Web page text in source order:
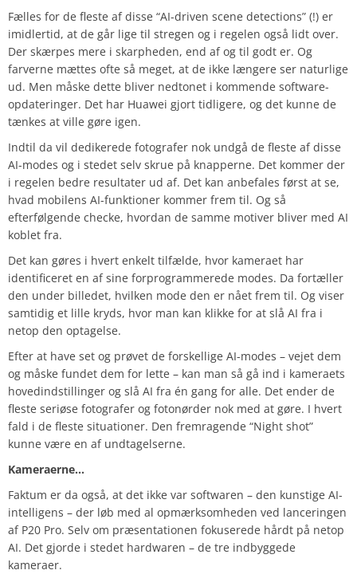
Fælles for de fleste af disse “AI-driven scene detections” (!) er
imidlertid, at de går lige til stregen og i regelen også lidt over.
Der skærpes mere i skarpheden, end af og til godt er. Og
farverne mættes ofte så meget, at de ikke længere ser naturlige
ud. Men måske dette bliver nedtonet i kommende software-
opdateringer. Det har Huawei gjort tidligere, og det kunne de
tænkes at ville gøre igen.
Indtil da vil dedikerede fotografer nok undgå de fleste af disse
AI-modes og i stedet selv skrue på knapperne. Det kommer der
i regelen bedre resultater ud af. Det kan anbefales først at se,
hvad mobilens AI-funktioner kommer frem til. Og så
efterfølgende checke, hvordan de samme motiver bliver med AI
koblet fra.
Det kan gøres i hvert enkelt tilfælde, hvor kameraet har
identificeret en af sine forprogrammerede modes. Da fortæller
den under billedet, hvilken mode den er nået frem til. Og viser
samtidig et lille kryds, hvor man kan klikke for at slå AI fra i
netop den optagelse.
Efter at have set og prøvet de forskellige AI-modes – vejet dem
og måske fundet dem for lette – kan man så gå ind i kameraets
hovedindstillinger og slå AI fra én gang for alle. Det ender de
fleste seriøse fotografer og fotonørder nok med at gøre. I hvert
fald i de fleste situationer. Den fremragende “Night shot”
kunne være en af undtagelserne.
Kameraerne…
Faktum er da også, at det ikke var softwaren – den kunstige AI-
intelligens – der løb med al opmærksomheden ved lanceringen
af P20 Pro. Selv om præsentationen fokuserede hårdt på netop
AI. Det gjorde i stedet hardwaren – de tre indbyggede
kameraer.